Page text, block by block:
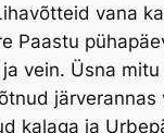
vana
Paastu
vein. Üsna
järverannas
kalaga ja